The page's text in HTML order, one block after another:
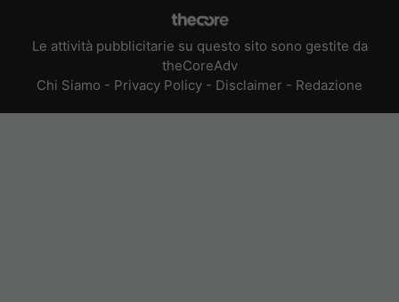
Le attività pubblicitarie su questo sito sono gestite da
theCoreAdv
Chi Siamo - Privacy Policy - Disclaimer - Redazione